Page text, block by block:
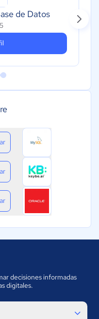
de Datos
decisiones informadas
digitales.